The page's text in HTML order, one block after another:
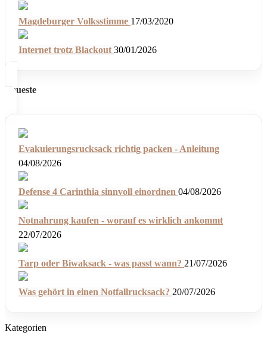
Magdeburger Volksstimme 17/03/2020
Internet trotz Blackout 30/01/2026
Neueste
Evakuierungsrucksack richtig packen - Anleitung
04/08/2026
Defense 4 Carinthia sinnvoll einordnen 04/08/2026
Notnahrung kaufen - worauf es wirklich ankommt
22/07/2026
Tarp oder Biwaksack - was passt wann? 21/07/2026
Was gehört in einen Notfallrucksack? 20/07/2026
Kategorien